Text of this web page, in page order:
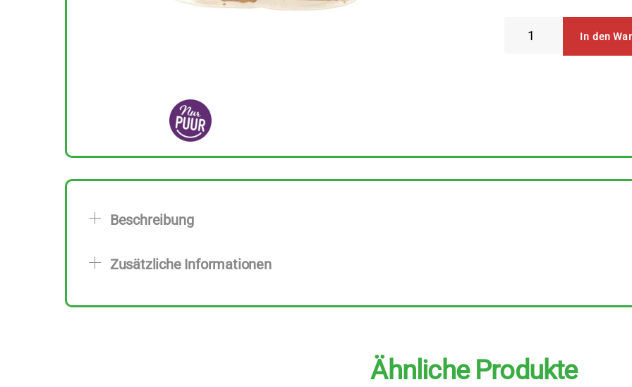
In den
Beschreibung
Zusätzliche Informationen
Ähnliche Produkte